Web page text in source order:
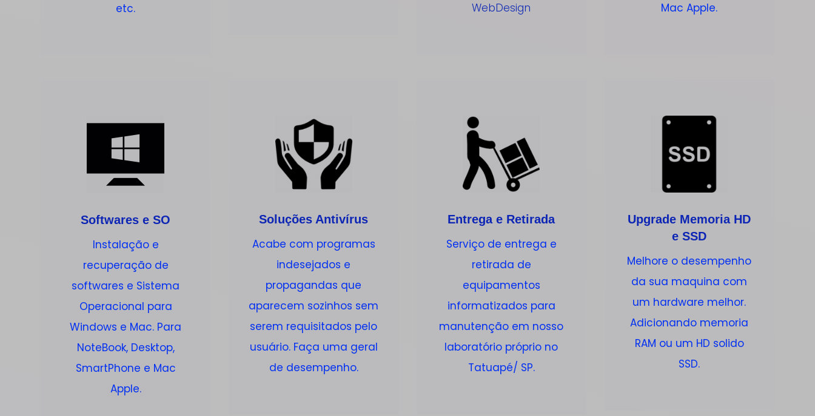
etc.
WebDesign
Mac Apple.
Softwares e SO
Instalação e
recuperação de
softwares e Sistema
Operacional para
Windows e Mac. Para
NoteBook, Desktop,
SmartPhone e Mac
Apple.
Soluções Antivírus
Acabe com programas
indesejados e
propagandas que
aparecem sozinhos sem
serem requisitados pelo
usuário. Faça uma geral
de desempenho.
Entrega e Retirada
Serviço de entrega e
retirada de
equipamentos
informatizados para
manutenção em nosso
laboratório próprio no
Tatuapé/ SP.
Upgrade Memoria HD
e SSD
Melhore o desempenho
da sua maquina com
um hardware melhor.
Adicionando memoria
RAM ou um HD solido
SSD.